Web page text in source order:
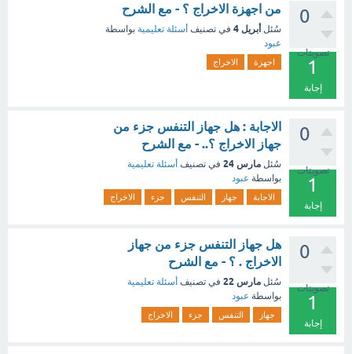
0
تصويتات
1
إجابة
من اجهزة الاخراج ؟ - مع الشرح
سُئل أبريل 4 في تصنيف أسئلة تعليمية بواسطة
عبود
اجهزة الاخراج
0
تصويتات
1
إجابة
الاجابة : هل جهاز التنفس جزء من
جهاز الاخراج ؟.. - مع الشرح
سُئل مارس 24 في تصنيف أسئلة تعليمية
بواسطة عبود
الاجابة جهاز التنفس جزء الاخراج
0
تصويتات
1
إجابة
هل جهاز التنفس جزء من جهاز
الاخراج . ؟ - مع الشرح
سُئل مارس 22 في تصنيف أسئلة تعليمية
بواسطة عبود
جهاز التنفس جزء الاخراج